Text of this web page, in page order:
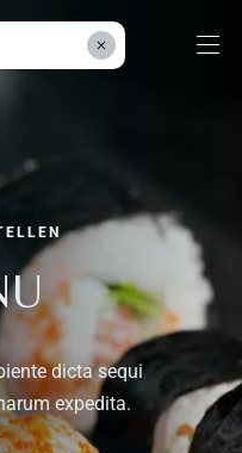
dicta sequi
expedita.